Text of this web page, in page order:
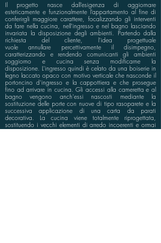
Il progetto nasce dall’esigenza di aggiornare
esteticamente e funzionalmente l’appartamento al fine di
conferirgli maggiore carattere, focalizzando gli interventi
da fare nella cucina, nell’ingresso e nel bagno lasciando
invariata la disposizione degli ambienti. Partendo dalla
richiesta del cliente, l’idea progettuale
vuole annullare percettivamente il disimpegno,
caratterizzando e rendendo comunicanti gli ambienti
soggiorno e cucina senza modificarne la
disposizione. L’ingresso quindi è celato da una boiserie in
legno laccato opaco con motivo verticale che nasconde il
portoncino d'ingresso e la cappottiera e che prosegue
fino ad arrivare in cucina. Gli accessi alla cameretta e al
bagno vengono anch'essi nascosti mediante la
sostituzione delle porte con nuove di tipo rasoparete e la
successiva applicazione di una carta da parati
decorativa. La cucina viene totalmente riprogettata,
sostituendo i vecchi elementi di arredo incoerenti e ormai
desueti con nuovi mobili più moderni ed in linea con il